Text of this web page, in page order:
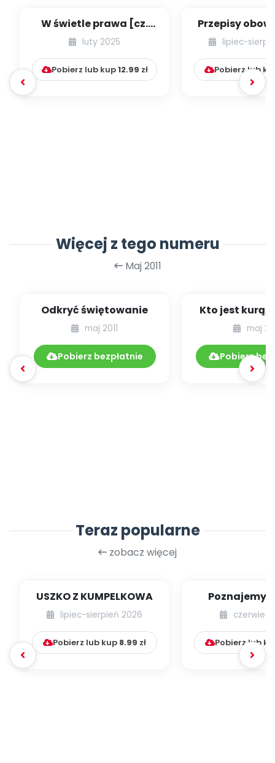
W świetle prawa [cz.
68] [kącik eksperta]
luty 2025
Pobierz lub kup12.99 zł
Przepisy
wlipiec-
Pobierz lub
Więcej z tego numeru
Maj 2011
Odkryć świętowanie
maj 2011
Pobierz bezpłatnie
Kto jest kurą,
jesteśmy
maj
Pobierz
Teraz popularne
zobacz więcej
USZKO Z KUMPELKOWA
lipiec-sierpień 2026
Pobierz lub kup 8.99 zł
Poznajemy
czerwiec
Pobierz lub